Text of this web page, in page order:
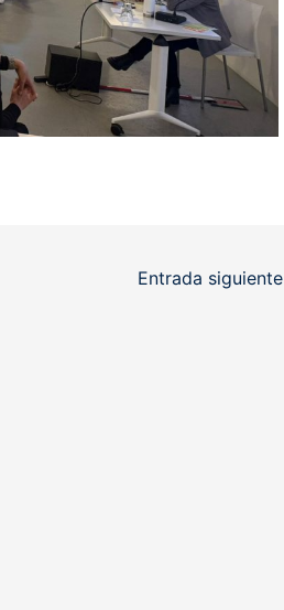
Entrada siguiente